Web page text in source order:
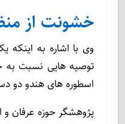
خشونت از
وی با اشاره به
توصیه هایی نسبت به
اسطوره های هندو دو
پژوهشگر حوزه عرفان